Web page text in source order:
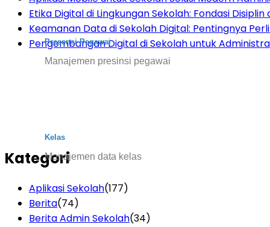
Presensi Pegawai
Manajemen presinsi pegawai
Kelas
Manajemen data kelas
Etika Digital di Lingkungan Sekolah: Fondasi Disiplin
Keamanan Data di Sekolah Digital: Pentingnya
Pengembangan Digital di Sekolah untuk
Kategori
Aplikasi Sekolah(177)
Berita(74)
Berita Admin Sekolah(34)